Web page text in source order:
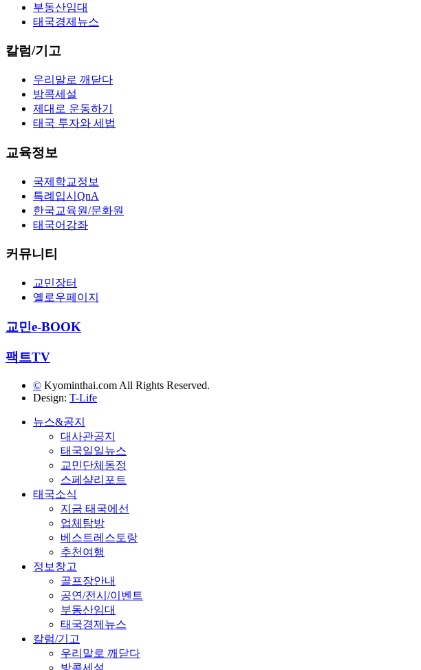
부동산임대
태국경제뉴스
칼럼/기고
우리말로 깨닫다
방콕세설
제대로 운동하기
태국 투자와 세법
교육정보
국제학교정보
특례입시QnA
한국교육원/문화원
태국어강좌
커뮤니티
교민장터
옐로우페이지
교민e-BOOK
팩트TV
© Kyominthai.com All Rights Reserved.
Design: T-Life
뉴스&공지
대사관공지
태국일일뉴스
교민단체동정
스페샬리포트
태국소식
지금 태국에선
업체탐방
베스트레스토랑
추천여행
정보창고
골프장안내
공연/전시/이벤트
부동산임대
태국경제뉴스
칼럼/기고
우리말로 깨닫다
방콕세설